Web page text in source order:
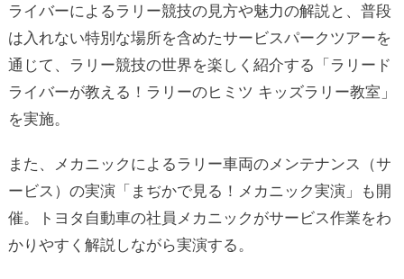
ライバーによるラリー競技の見方や魅力の解説と、普段
は入れない特別な場所を含めたサービスパークツアーを
通じて、ラリー競技の世界を楽しく紹介する「ラリード
ライバーが教える！ラリーのヒミツ キッズラリー教室」
を実施。
また、メカニックによるラリー車両のメンテナンス（サ
ービス）の実演「まぢかで見る！メカニック実演」も開
催。トヨタ自動車の社員メカニックがサービス作業をわ
かりやすく解説しながら実演する。